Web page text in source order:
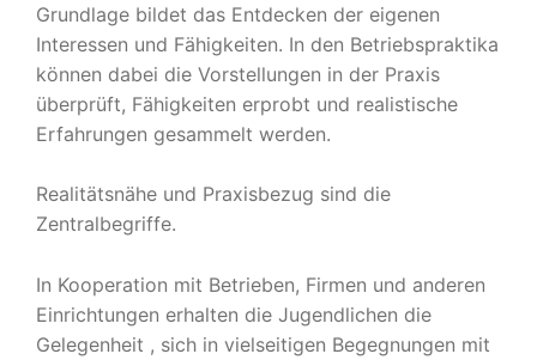
Grundlage bildet das Entdecken der eigenen
Interessen und Fähigkeiten. In den Betriebspraktika
können dabei die Vorstellungen in der Praxis
überprüft, Fähigkeiten erprobt und realistische
Erfahrungen gesammelt werden.
Realitätsnähe und Praxisbezug sind die
Zentralbegriffe.
In Kooperation mit Betrieben, Firmen und anderen
Einrichtungen erhalten die Jugendlichen die
Gelegenheit , sich in vielseitigen Begegnungen mit